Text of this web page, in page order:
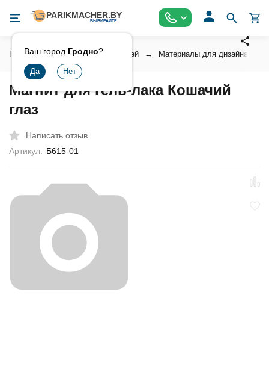
Ваш город Гродно?
Главная Косметика для ногтей Материалы для дизайна
Магнит для гель-лака Кошачий
глаз
Написать отзыв
Артикул: Б615-01